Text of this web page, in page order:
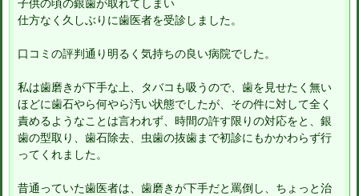
子供の頃の銀歯が取れてしまい
仕方なく久しぶりに歯医者を受診しました。
口コミの評判通り明るく気持ちの良い病院でした。
私は歯磨きが下手な上、タバコも吸うので、歯を見せたく無い
ほどに歯石やら何やら汚い状態でしたが、その件に対して全く
責めるようなことは言われず、時間の許す限りの対応をと、銀
歯の型取り、歯石除去、虫歯の抜歯まで初診にもかかわらず行
ってくれました。
昔通っていた歯医者は、歯磨きが下手だと罵倒し、ちょっと治